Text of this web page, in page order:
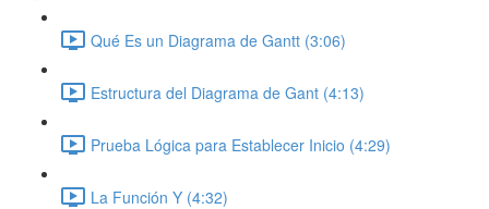
Qué Es un Diagrama de Gantt (3:06)
Estructura del Diagrama de Gant (4:13)
Prueba Lógica para Establecer Inicio (4:29)
La Función Y (4:32)